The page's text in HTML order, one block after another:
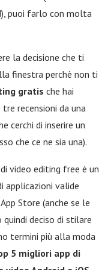
puoi farlo con molta
la decisione che ti
finestra perchè non ti
gratis che hai
recensioni da una
cerchi di inserire un
che ce ne sia una).
video editing free è un
applicazioni valide
Store (anche se le
quindi deciso di stilare
termini più alla moda
5 migliori app di